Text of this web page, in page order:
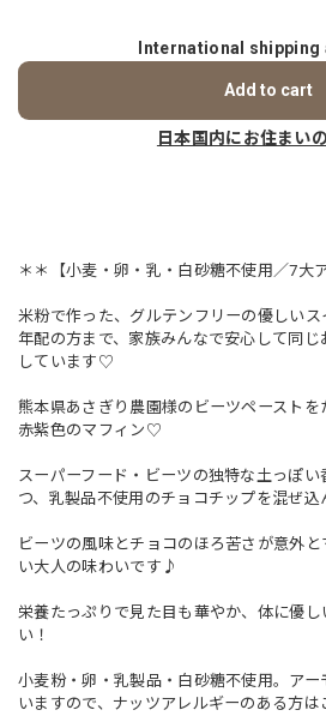
International shipping
Add to cart
日本国内にお住まい
＊＊【小麦・卵・乳・白砂糖不使用／7大
米粉で作った、グルテンフリーの優しい
年配の方まで、家族みんなで安心して同
しています♡
熊本県あさぎり農園様のビーツペースト
赤紫色のマフィン♡
スーパーフード・ビーツの独特な土っぽ
つ、乳製品不使用のチョコチップを混ぜ込
ビーツの風味とチョコのほろ苦さが意外
い大人の味わいです♪
栄養たっぷりで見た目も華やか、体に優
い！
小麦粉・卵・乳製品・白砂糖不使用。ア
いますので、ナッツアレルギーのある方は